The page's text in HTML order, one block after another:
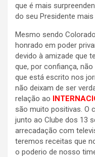
que é mais
do seu Presidente
Mesmo sendo
honrado em poder
devido à amizade que
que, por confiança,
que está escrito nos
não deixam de ser
relação ao
são muito positivas. O
junto ao Clube dos 13
arrecadação com
teremos receitas que
o poderio de nosso